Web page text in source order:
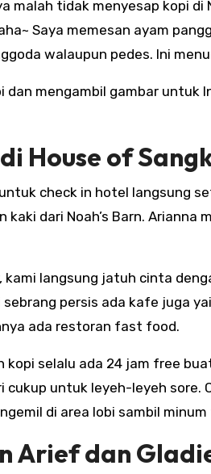
malah tidak menyesap kopi di
Saya memesan ayam
walaupun pedes. Ini
dan mengambil gambar untuk
House of
check in hotel langsung
kaki dari Noah’s Barn.
kami langsung jatuh cinta
sebrang persis ada kafe juga
ada restoran fast food.
kopi selalu ada 24 jam free
cukup untuk leyeh-leyeh sore.
di area lobi sambil
Arief dan